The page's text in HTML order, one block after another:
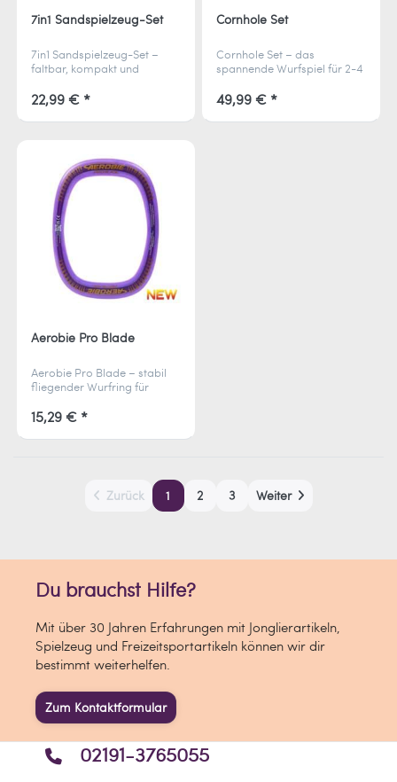
7in1 Sandspielzeug-Set
7in1 Sandspielzeug-Set –
faltbar, kompakt und
Graben, Sieben und Formen.
Passt in jede Tasche und ist
ideal für unterwegs.
22,99 € *
Cornhole Set
Cornhole Set – das
spannende Wurfspiel für 2-4
sammle Punkte und gewinne
das Duell um
Geschicklichkeit und
49,99 € *
Aerobie Pro Blade
Aerobie Pro Blade – stabil
fliegender Wurfring für
werfen, bequem zu fangen
und perfekt für spannende
Outdoor-Spiele.
15,29 € *
Zurück 1 2 3 Weiter
Du brauchst Hilfe?
Mit über 30 Jahren Erfahrungen mit Jonglierartikeln,
Spielzeug und Freizeitsportartikeln können wir dir
bestimmt weiterhelfen.
Zum Kontaktformular
02191-3765055